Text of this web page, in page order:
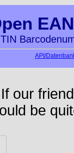
API/
our
be